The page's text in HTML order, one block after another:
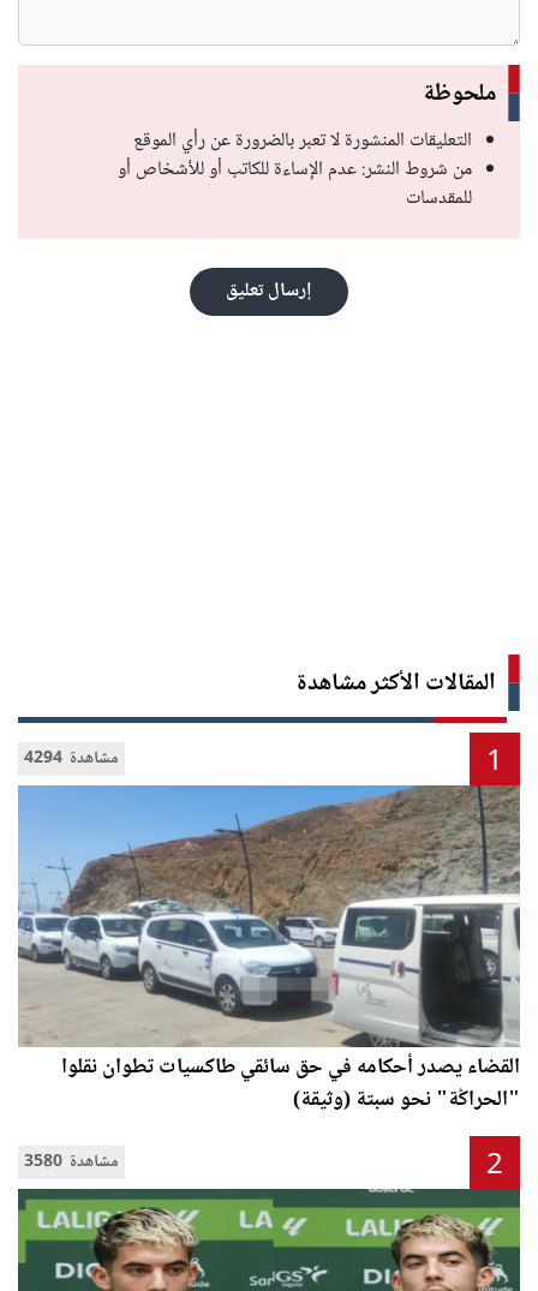
ملحوظة
التعليقات المنشورة لا تعبر بالضرورة عن رأي الموقع
من شروط النشر: عدم الإساءة للكاتب أو للأشخاص أو
للمقدسات
إرسال تعليق
المقالات الأكثر مشاهدة
4294 مشاهدة 1
القضاء يصدر أحكامه في حق سائقي طاكسيات تطوان نقلوا
"الحراݣة" نحو سبتة (وثيقة)
3580 مشاهدة 2